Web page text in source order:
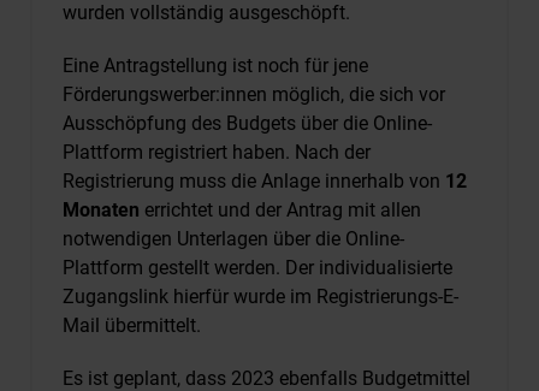
wurden vollständig ausgeschöpft.
Eine Antragstellung ist noch für jene
Förderungswerber:innen möglich, die sich vor
Ausschöpfung des Budgets über die Online-
Plattform registriert haben. Nach der
Registrierung muss die Anlage innerhalb von 12
Monaten errichtet und der Antrag mit allen
notwendigen Unterlagen über die Online-
Plattform gestellt werden. Der individualisierte
Zugangslink hierfür wurde im Registrierungs-E-
Mail übermittelt.
Es ist geplant, dass 2023 ebenfalls Budgetmittel